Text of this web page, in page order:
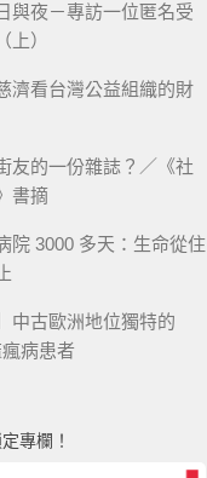
與夜－專訪一位匿名受
上）
濟看台灣公益組織的財
友的一份雜誌？／《社
書摘
院 3000 多天：生命從住
中古歐洲地位獨特的
病患者
專欄！